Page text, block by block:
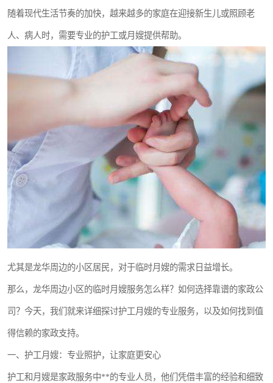
随着现代生活节奏的加快，越来越多的家庭在迎接新生儿或照顾老
人、病人时，需要专业的护工或月嫂提供帮助。
尤其是龙华周边的小区居民，对于临时月嫂的需求日益增长。
那么，龙华周边小区的临时月嫂服务怎么样？如何选择靠谱的家政公
司？今天，我们就来详细探讨护工月嫂的专业服务，以及如何找到值
得信赖的家政支持。
一、护工月嫂：专业照护，让家庭更安心
护工和月嫂是家政服务中**的专业人员，他们凭借丰富的经验和细致